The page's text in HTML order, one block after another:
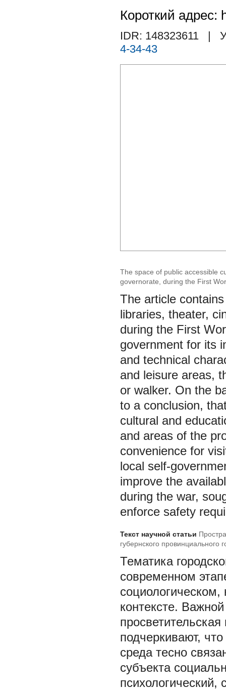
Короткий адрес:
IDR: 148323611
|
4-34-43
The space of public accessible
governorate, during the First
The article
libraries, theater,
during the First
government for its
and technical
and leisure areas,
or walker. On the
to a conclusion,
cultural and
and areas of the
convenience for
local self-
improve the
during the war,
enforce safety
Текст научной статьи
губернского
Тематика
современном
социологическом,
контексте.
подчеркивают,
среда тесно
субъекта
психологический,